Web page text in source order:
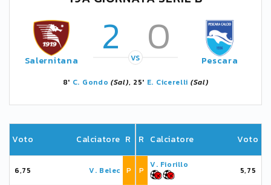
Salernitana 2 0
VS Pescara
8' C. Gondo (Sal), 25' E. Cicerelli (Sal)
Voto Calciatore R
6,75 V. Belec P
R Calciatore Voto
P
V. Fiorillo
5,75